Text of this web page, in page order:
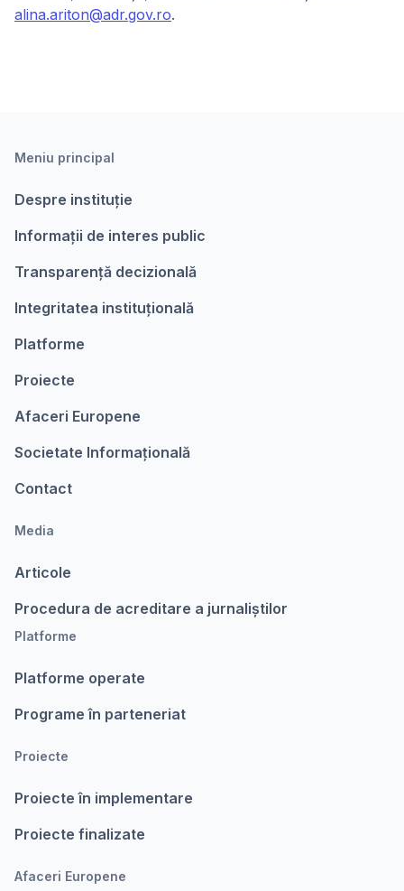
alina.ariton@adr.gov.ro.
Meniu principal
Despre instituție
Informații de interes public
Transparență decizională
Integritatea instituțională
Platforme
Proiecte
Afaceri Europene
Societate Informațională
Contact
Media
Articole
Procedura de acreditare a jurnaliștilor
Platforme
Platforme operate
Programe în parteneriat
Proiecte
Proiecte în implementare
Proiecte finalizate
Afaceri Europene